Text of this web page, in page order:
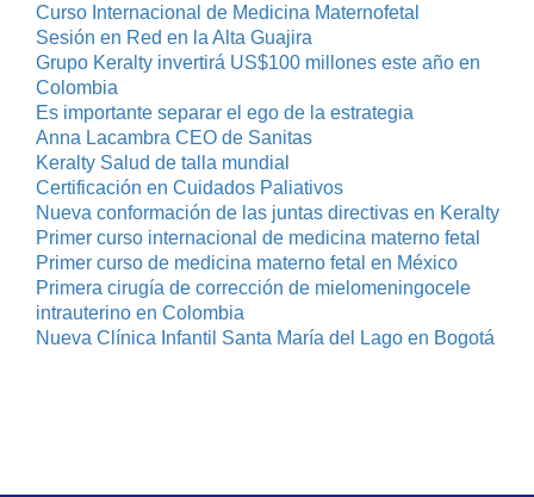
Curso Internacional de Medicina Maternofetal
Sesión en Red en la Alta Guajira
Grupo Keralty invertirá US$100 millones este año en
Colombia
Es importante separar el ego de la estrategia
Anna Lacambra CEO de Sanitas
Keralty Salud de talla mundial
Certificación en Cuidados Paliativos
Nueva conformación de las juntas directivas en Keralty
Primer curso internacional de medicina materno fetal
Primer curso de medicina materno fetal en México
Primera cirugía de corrección de mielomeningocele
intrauterino en Colombia
Nueva Clínica Infantil Santa María del Lago en Bogotá